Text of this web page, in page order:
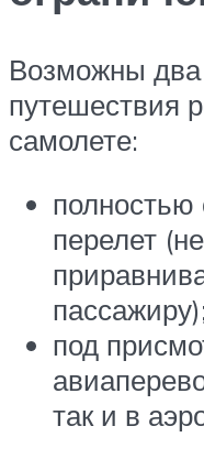
Возможны два
путешествия
самолете:
полностью
перелет
пассажиру);
под
так и в